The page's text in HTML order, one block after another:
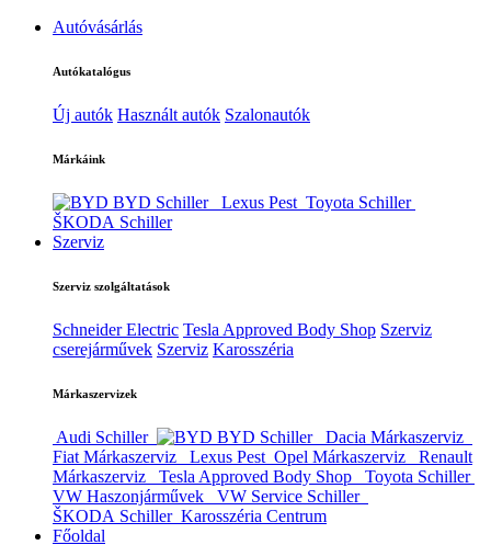
Autóvásárlás
Autókatalógus
Új autók Használt autók Szalonautók
Márkáink
BYD Schiller Lexus Pest Toyota Schiller
ŠKODA Schiller
Szerviz
Szerviz szolgáltatások
Schneider Electric Tesla Approved Body Shop Szerviz
cserejárművek Szerviz Karosszéria
Márkaszervizek
Audi Schiller BYD Schiller
Dacia Márkaszerviz
Fiat Márkaszerviz
Lexus Pest Opel Márkaszerviz
Renault
Márkaszerviz
Tesla Approved Body Shop
Toyota Schiller
VW Haszonjárművek
VW Service Schiller
ŠKODA Schiller Karosszéria Centrum
Főoldal